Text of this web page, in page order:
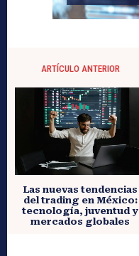
ARTÍCULO ANTERIOR
Las nuevas tendencias
del trading en México:
tecnología, juventud y
mercados globales